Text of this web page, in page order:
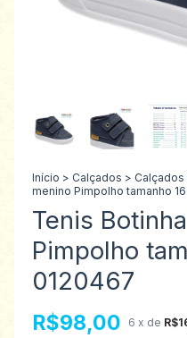
Início > Calçados > Calçados
menino Pimpolho tamanho
Tenis
Pimpolho
0120467
R$98,00 6 x de